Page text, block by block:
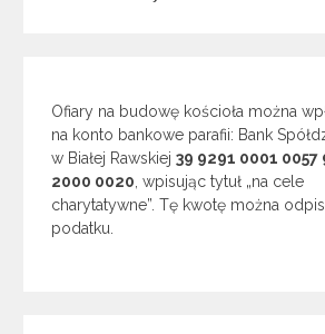
Ofiary na budowę kościoła można
na konto bankowe parafii: Bank
w Białej Rawskiej 39 9291 0001 0057
2000 0020 , wpisując tytuł „na cele
charytatywne”. Tę kwotę można
podatku.